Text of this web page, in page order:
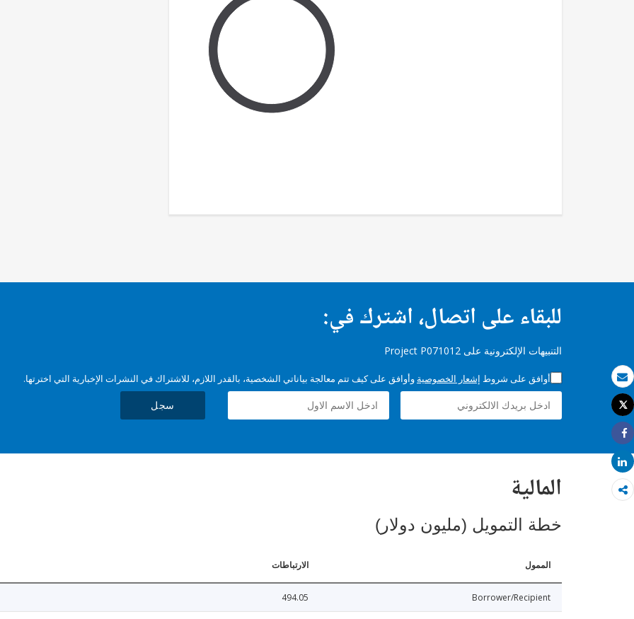
بريد الكتروني
طباعة
Tweet
Share
Share
للبقاء على اتصال، اشترك في:
التنبيهات الإلكترونية على Project P071012
أوافق على شروط إشعار الخصوصية وأوافق على كيف تتم معالجة بياناتي الشخصية، بالقدر اللازم، للاشتراك في النشرات الإخبارية التي اخترتها.
سجل
المالية
خطة التمويل (مليون دولار)
الممول الارتباطات
Borrower/Recipient
494.05